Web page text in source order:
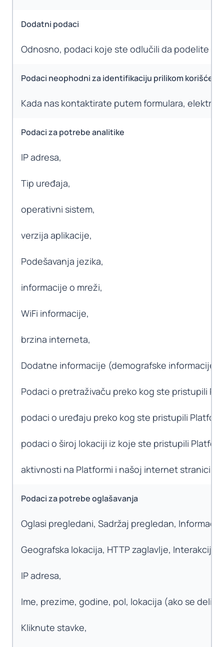
Dodatni podaci
Odnosno, podaci koje ste odlučili da podelite sa
Podaci neophodni za identifikaciju prilikom
Kada nas kontaktirate putem formulara,
Podaci za potrebe analitike
IP adresa,
Tip uređaja,
operativni sistem,
verzija aplikacije,
Podešavanja jezika,
informacije o mreži,
WiFi informacije,
brzina interneta,
Dodatne informacije (demografske informacije
Podaci o pretraživaču preko kog ste pristupili
podaci o uređaju preko kog ste pristupili
podaci o široj lokaciji iz koje ste pristupili
aktivnosti na Platformi i našoj internet stranici
Podaci za potrebe oglašavanja
Oglasi pregledani, Sadržaj pregledan,
Geografska lokacija, HTTP zaglavlje, Interakcije
IP adresa,
Ime, prezime, godine, pol, lokacija (ako se deli),
Kliknute stavke,